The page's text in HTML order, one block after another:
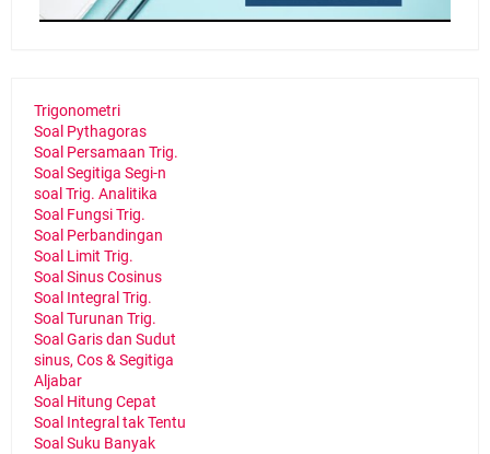
Trigonometri
Soal Pythagoras
Soal Persamaan Trig.
Soal Segitiga Segi-n
soal Trig. Analitika
Soal Fungsi Trig.
Soal Perbandingan
Soal Limit Trig.
Soal Sinus Cosinus
Soal Integral Trig.
Soal Turunan Trig.
Soal Garis dan Sudut
sinus, Cos & Segitiga
Aljabar
Soal Hitung Cepat
Soal Integral tak Tentu
Soal Suku Banyak